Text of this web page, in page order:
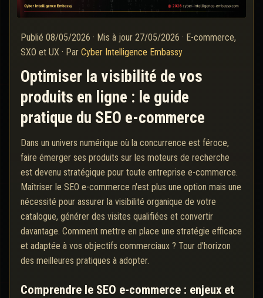
Publié 08/05/2026 · Mis à jour 27/05/2026 · E-commerce,
SXO et UX · Par Cyber Intelligence Embassy
Optimiser la visibilité de vos
produits en ligne : le guide
pratique du SEO e-commerce
Dans un univers numérique où la concurrence est féroce,
faire émerger ses produits sur les moteurs de recherche
est devenu stratégique pour toute entreprise e-commerce.
Maîtriser le SEO e-commerce n'est plus une option mais une
nécessité pour assurer la visibilité organique de votre
catalogue, générer des visites qualifiées et convertir
davantage. Comment mettre en place une stratégie efficace
et adaptée à vos objectifs commerciaux ? Tour d'horizon
des meilleures pratiques à adopter.
Comprendre le SEO e-commerce : enjeux et